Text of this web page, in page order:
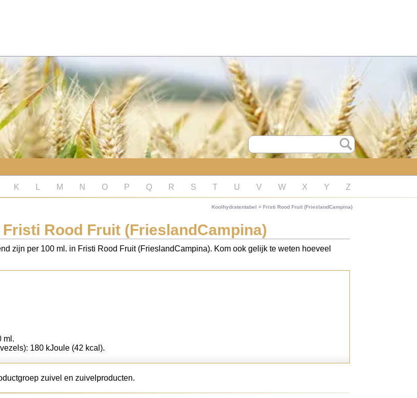
K M N O P Q R S T U V W X Y Z
Koolhydratentabel > Fristi Rood Fruit (FrieslandCampina)
Rood Fruit (FrieslandCampina)
zijn per 100 ml. in Fristi Rood Fruit (FrieslandCampina). Kom ook gelijk te weten hoeveel
ml.
180 kJoule (42 kcal).
zuivel en zuivelproducten.